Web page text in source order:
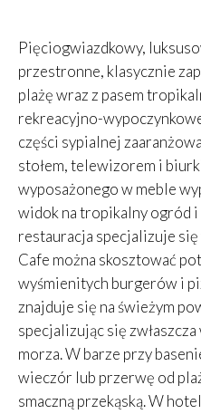
Pięciogwiazdkowy,
przestronne, klasycznie
plażę wraz z pasem
rekreacyjno-
części sypialnej
stołem, telewizorem i
wyposażonego w meble
widok na tropikalny ogród
restauracja specjalizuje
Cafe można skosztować
wyśmienitych burgerów i
znajduje się na świeżym
specjalizując się
morza. W barze przy
wieczór lub przerwę od
smaczną przekąską. W